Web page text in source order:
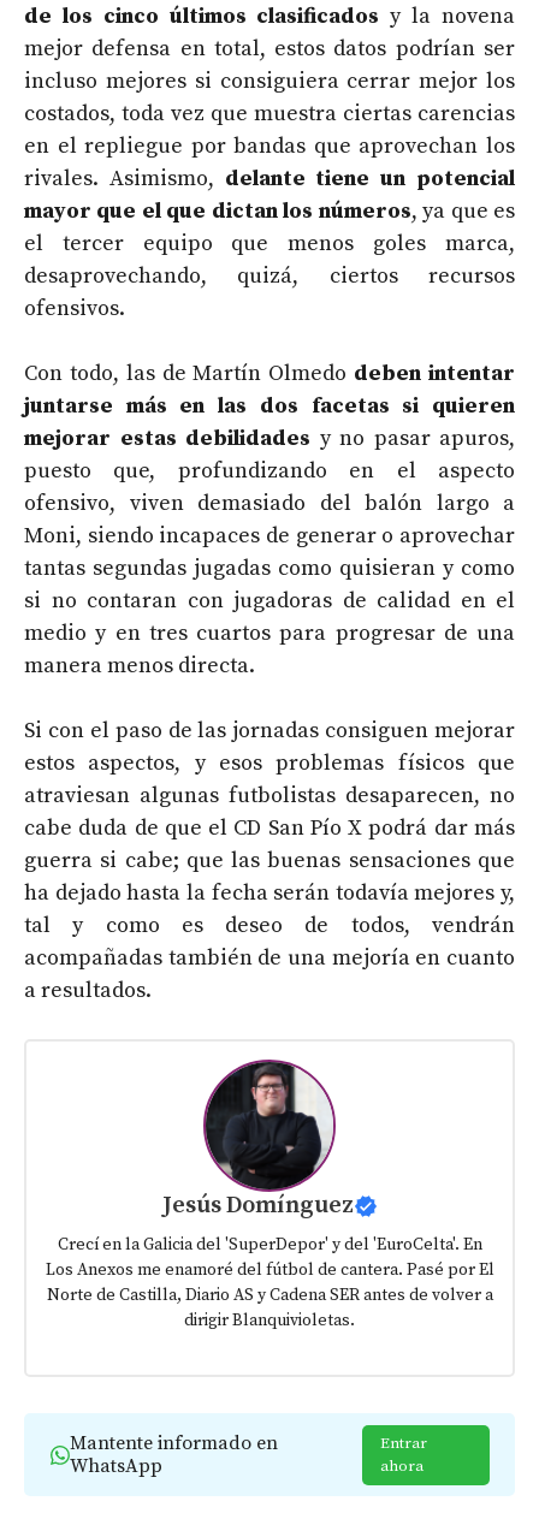
de los cinco últimos clasificados y la novena
mejor defensa en total, estos datos podrían ser
incluso mejores si consiguiera cerrar mejor los
costados, toda vez que muestra ciertas carencias
en el repliegue por bandas que aprovechan los
rivales. Asimismo, delante tiene un potencial
mayor que el que dictan los números, ya que es
el tercer equipo que menos goles marca,
desaprovechando, quizá, ciertos recursos
ofensivos.
Con todo, las de Martín Olmedo deben intentar
juntarse más en las dos facetas si quieren
mejorar estas debilidades y no pasar apuros,
puesto que, profundizando en el aspecto
ofensivo, viven demasiado del balón largo a
Moni, siendo incapaces de generar o aprovechar
tantas segundas jugadas como quisieran y como
si no contaran con jugadoras de calidad en el
medio y en tres cuartos para progresar de una
manera menos directa.
Si con el paso de las jornadas consiguen mejorar
estos aspectos, y esos problemas físicos que
atraviesan algunas futbolistas desaparecen, no
cabe duda de que el CD San Pío X podrá dar más
guerra si cabe; que las buenas sensaciones que
ha dejado hasta la fecha serán todavía mejores y,
tal y como es deseo de todos, vendrán
acompañadas también de una mejoría en cuanto
a resultados.
Jesús Domínguez
Crecí en la Galicia del 'SuperDepor' y del 'EuroCelta'. En
Los Anexos me enamoré del fútbol de cantera. Pasé por El
Norte de Castilla, Diario AS y Cadena SER antes de volver a
dirigir Blanquivioletas.
Mantente informado en
WhatsApp
Entrar
ahora